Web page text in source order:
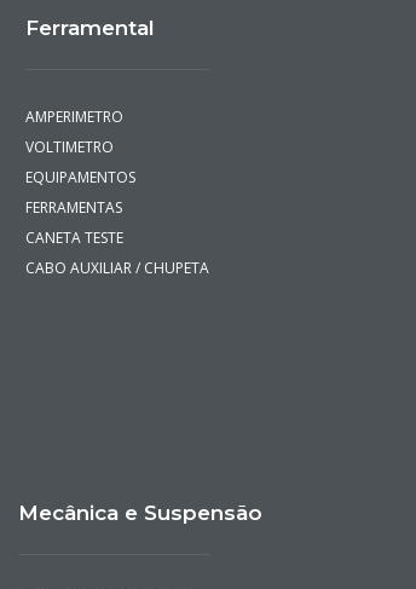
Ferramental
AMPERIMETRO
VOLTIMETRO
EQUIPAMENTOS
FERRAMENTAS
CANETA TESTE
CABO AUXILIAR / CHUPETA
Mecânica e Suspensão